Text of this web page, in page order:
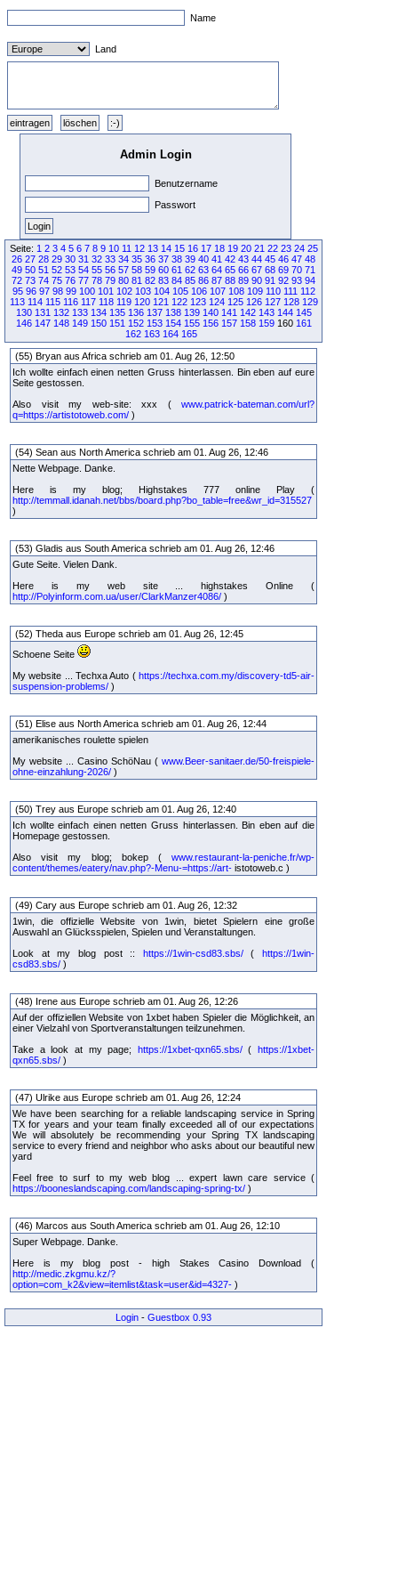
Name
Land
Admin Login
Benutzername
Passwort
Seite: 1 2 3 4 5 6 7 8 9 10 11 12 13 14 15 16 17 18 19 20 21 22 23 24 25
26 27 28 29 30 31 32 33 34 35 36 37 38 39 40 41 42 43 44 45 46 47 48
49 50 51 52 53 54 55 56 57 58 59 60 61 62 63 64 65 66 67 68 69 70 71
72 73 74 75 76 77 78 79 80 81 82 83 84 85 86 87 88 89 90 91 92 93 94
95 96 97 98 99 100 101 102 103 104 105 106 107 108 109 110 111 112
113 114 115 116 117 118 119 120 121 122 123 124 125 126 127 128 129
130 131 132 133 134 135 136 137 138 139 140 141 142 143 144 145
146 147 148 149 150 151 152 153 154 155 156 157 158 159160 161
162 163 164 165
(55) Bryan aus Africa schrieb am 01. Aug 26, 12:50
Ich wollte einfach einen netten Gruss hinterlassen. Bin eben auf eure
Seite gestossen.
Also visit my web-site: xxx ( www.patrick-bateman.com/url?
q=https://artistotoweb.com/ )
(54) Sean aus North America schrieb am 01. Aug 26, 12:46
Nette Webpage. Danke.
Here is my blog; Highstakes 777 online Play (
http://temmall.idanah.net/bbs/board.php?bo_table=free&wr_id=315527
)
(53) Gladis aus South America schrieb am 01. Aug 26, 12:46
Gute Seite. Vielen Dank.
Here is my web site ... highstakes Online (
http://Polyinform.com.ua/user/ClarkManzer4086/ )
(52) Theda aus Europe schrieb am 01. Aug 26, 12:45
Schoene Seite
My website ... Techxa Auto ( https://techxa.com.my/discovery-td5-air-
suspension-problems/ )
(51) Elise aus North America schrieb am 01. Aug 26, 12:44
amerikanisches roulette spielen
My website ... Casino SchöNau ( www.Beer-sanitaer.de/50-freispiele-
ohne-einzahlung-2026/ )
(50) Trey aus Europe schrieb am 01. Aug 26, 12:40
Ich wollte einfach einen netten Gruss hinterlassen. Bin eben auf die
Homepage gestossen.
Also visit my blog; bokep ( www.restaurant-la-peniche.fr/wp-
content/themes/eatery/nav.php?-Menu-=https://art- istotoweb.c )
(49) Cary aus Europe schrieb am 01. Aug 26, 12:32
1win, die offizielle Website von 1win, bietet Spielern eine große
Auswahl an Glücksspielen, Spielen und Veranstaltungen.
Look at my blog post :: https://1win-csd83.sbs/( https://1win-
csd83.sbs/ )
(48) Irene aus Europe schrieb am 01. Aug 26, 12:26
Auf der offiziellen Website von 1xbet haben Spieler die Möglichkeit, an
einer Vielzahl von Sportveranstaltungen teilzunehmen.
Take a look at my page; https://1xbet-qxn65.sbs/( https://1xbet-
qxn65.sbs/ )
(47) Ulrike aus Europe schrieb am 01. Aug 26, 12:24
We have been searching for a reliable landscaping service in Spring
TX for years and your team finally exceeded all of our expectations
We will absolutely be recommending your Spring TX landscaping
service to every friend and neighbor who asks about our beautiful new
yard
Feel free to surf to my web blog ... expert lawn care service (
https://booneslandscaping.com/landscaping-spring-tx/ )
(46) Marcos aus South America schrieb am 01. Aug 26, 12:10
Super Webpage. Danke.
Here is my blog post - high Stakes Casino Download (
http://medic.zkgmu.kz/?
option=com_k2&view=itemlist&task=user&id=4327- )
Login - Guestbox 0.93